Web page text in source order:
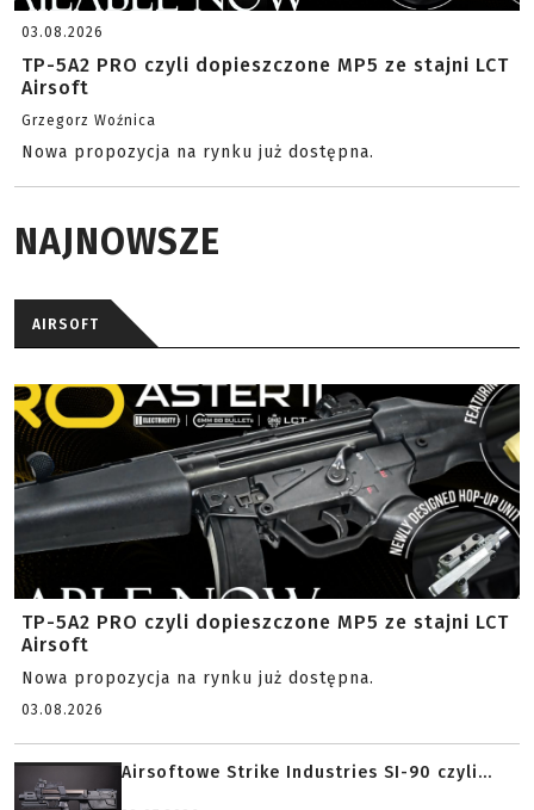
03.08.2026
TP-5A2 PRO czyli dopieszczone MP5 ze stajni LCT
Airsoft
Grzegorz Woźnica
Nowa propozycja na rynku już dostępna.
NAJNOWSZE
AIRSOFT
TP-5A2 PRO czyli dopieszczone MP5 ze stajni LCT
Airsoft
Nowa propozycja na rynku już dostępna.
03.08.2026
Airsoftowe Strike Industries SI-90 czyli...